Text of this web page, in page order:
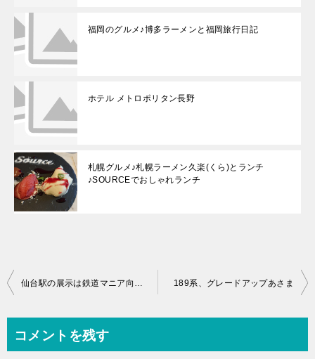
福岡のグルメ♪博多ラーメンと福岡旅行日記
ホテル メトロポリタン長野
札幌グルメ♪札幌ラーメン久楽(くら)とランチ
♪SOURCEでおしゃれランチ
投
ビ
189系、グレードアップあさま
コメントを残す